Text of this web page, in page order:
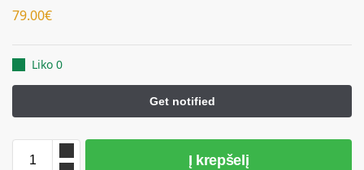
79.00€
Liko 0
Į krepšelį